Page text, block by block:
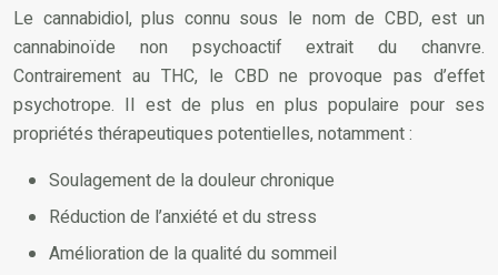
Le cannabidiol, plus connu sous le nom de CBD, est un
cannabinoïde non psychoactif extrait du chanvre.
Contrairement au THC, le CBD ne provoque pas d’effet
psychotrope. Il est de plus en plus populaire pour ses
propriétés thérapeutiques potentielles, notamment :
Soulagement de la douleur chronique
Réduction de l’anxiété et du stress
Amélioration de la qualité du sommeil